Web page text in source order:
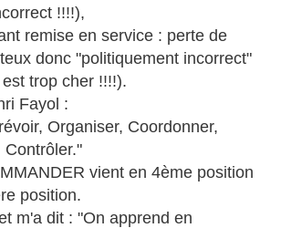
!!!!),
remise en service : perte de
donc "politiquement incorrect"
trop cher !!!!).
Fayol :
Organiser, Coordonner,
Contrôler."
vient en 4ème position
position.
m'a dit : "On apprend en